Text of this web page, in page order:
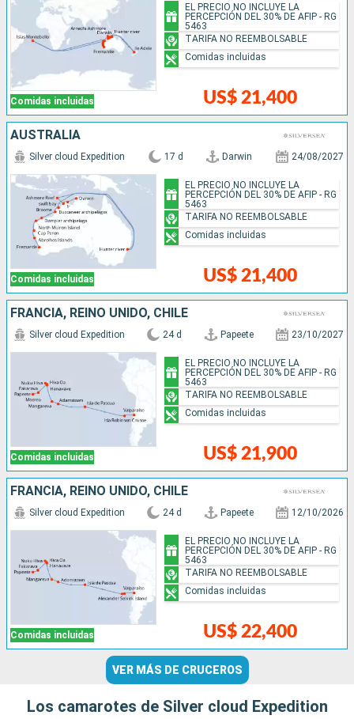
Comidas incluidas US$ 21,400
EL PRECIO NO INCLUYE LA
PERCEPCIÓN DEL 30% DE AFIP - RG
5463
TARIFA NO REEMBOLSABLE
Comidas incluidas
AUSTRALIA
Comidas incluidas
Silver cloud Expedition 17 d Darwin 24/08/2027
US$ 21,400
EL PRECIO NO INCLUYE LA
PERCEPCIÓN DEL 30% DE AFIP - RG
5463
TARIFA NO REEMBOLSABLE
Comidas incluidas
FRANCIA, REINO UNIDO, CHILE
Comidas incluidas
Silver cloud Expedition 24 d Papeete 23/10/2027
US$ 21,900
EL PRECIO NO INCLUYE LA
PERCEPCIÓN DEL 30% DE AFIP - RG
5463
TARIFA NO REEMBOLSABLE
Comidas incluidas
FRANCIA, REINO UNIDO, CHILE
Comidas incluidas
Silver cloud Expedition 24 d Papeete 12/10/2026
US$ 22,400
EL PRECIO NO INCLUYE LA
PERCEPCIÓN DEL 30% DE AFIP - RG
5463
TARIFA NO REEMBOLSABLE
Comidas incluidas
VER MÁS DE CRUCEROS
Los camarotes de Silver cloud Expedition